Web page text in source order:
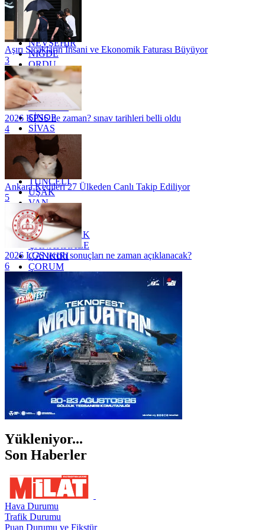
MERSİN
MUĞLA
MUŞ
NEVŞEHİR
NİĞDE
ORDU
OSMANİYE
RİZE
SAKARYA
SAMSUN
SİNOP
SİVAS
SİİRT
TEKİRDAĞ
TOKAT
TRABZON
TUNCELİ
UŞAK
VAN
YALOVA
YOZGAT
ZONGULDAK
ÇANAKKALE
ÇANKIRI
ÇORUM
İSTANBUL
İZMİR
ŞANLIURFA
ŞIRNAK
Aşırı Sıcakların İnsani ve Ekonomik Faturası Büyüyor
3
2026 KPSS ne zaman? sınav tarihleri belli oldu
4
Ankara Kedileri 27 Ülkeden Canlı Takip Ediliyor
5
2026 LGS tercih sonuçları ne zaman açıklanacak?
6
Yükleniyor...
Son Haberler
Hava Durumu
Trafik Durumu
Puan Durumu ve Fikstür